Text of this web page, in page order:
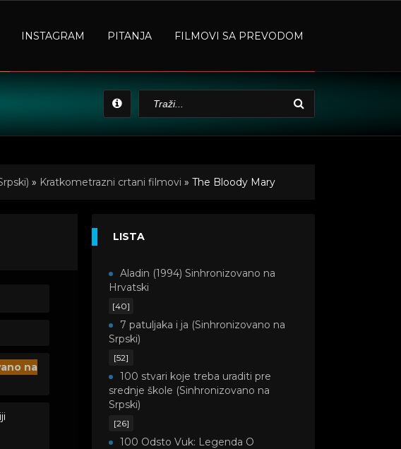
INSTAGRAM PITANJA FILMOVI SA PREVODOM
» Kratkometrazni crtani filmovi » The Bloody Mary
na
LISTA
Aladin (1994) Sinhronizovano na
Hrvatski
[40]
7 patuljaka i ja (Sinhronizovano na
Srpski)
[52]
100 stvari koje treba uraditi pre
srednje škole (Sinhronizovano na
Srpski)
[26]
100 Odsto Vuk: Legenda O